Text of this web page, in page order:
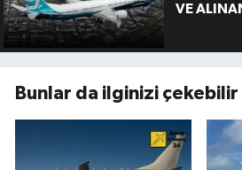
VE
Bunlar da ilginizi çekebilir